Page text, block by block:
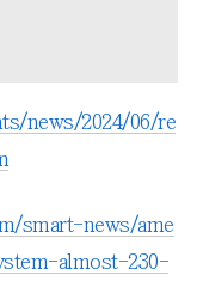
news/2024/06/re
smart-news/ame
almost-230-